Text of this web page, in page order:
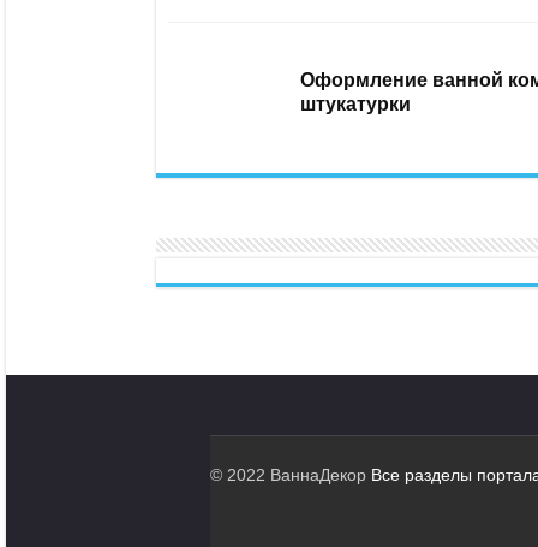
Оформление ванной
штукатурки
© 2022 ВаннаДекор Все разделы